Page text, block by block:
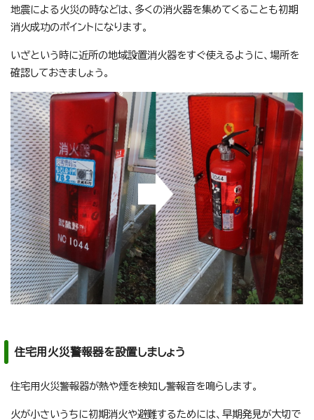
地震による火災の時などは、多くの消火器を集めてくることも初期
消火成功のポイントになります。
いざという時に近所の地域設置消火器をすぐ使えるように、場所を
確認しておきましょう。
住宅用火災警報器を設置しましょう
住宅用火災警報器が熱や煙を検知し警報音を鳴らします。
火が小さいうちに初期消火や避難するためには、早期発見が大切で